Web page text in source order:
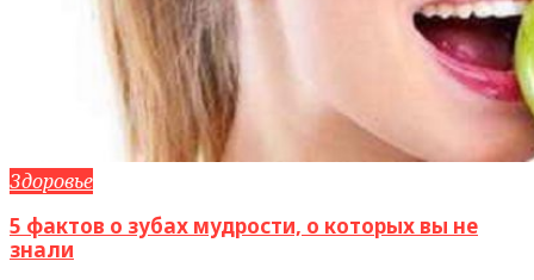
Здоровье
5 фактов о зубах мудрости, о которых вы не
знали